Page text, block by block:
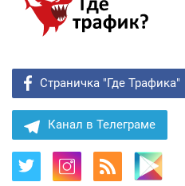
Страничка "Где Трафика"
Канал в Телеграме